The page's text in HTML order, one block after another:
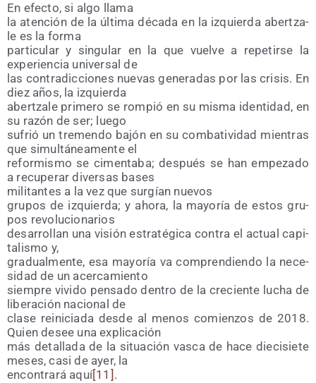
En efec­to, si algo llama
la aten­ción de la últi­ma déca­da en la izquier­da aber­tza­
le es la forma
par­ti­cu­lar y sin­gu­lar en la que vuel­ve a repe­tir­se la
expe­rien­cia uni­ver­sal de
las con­tra­dic­cio­nes nue­vas gene­ra­das por las cri­sis. En
diez años, la izquierda
aber­tza­le pri­me­ro se rom­pió en su mis­ma iden­ti­dad, en
su razón de ser; luego
sufrió un tre­men­do bajón en su com­ba­ti­vi­dad mien­tras
que simul­tá­nea­men­te el
refor­mis­mo se cimen­ta­ba; des­pués se han empe­za­do
a recu­pe­rar diver­sas bases
mili­tan­tes a la vez que sur­gían nuevos
gru­pos de izquier­da; y aho­ra, la mayo­ría de estos gru­
pos revolucionarios
desa­rro­llan una visión estra­té­gi­ca con­tra el actual capi­
ta­lis­mo y,
gra­dual­men­te, esa mayo­ría va com­pren­dien­do la nece­
si­dad de un acercamiento
siem­pre vivi­do pen­sa­do den­tro de la cre­cien­te lucha de
libe­ra­ción nacio­nal de
cla­se reini­cia­da des­de al menos comien­zos de 2018.
Quien desee una explicación
más deta­lla­da de la situa­ción vas­ca de hace die­ci­sie­te
meses, casi de ayer, la
encon­tra­rá aquí[11] .